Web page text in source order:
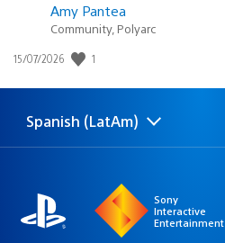
Amy Pantea
Community, Polyarc
Fecha
publicación:
15/07/2026 1
Elige
una
Región
actual:
Spanish (LatAm)
Sony
Interactive
Entertainment